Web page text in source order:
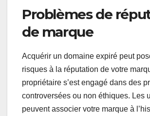
Problèmes de
de marque
Acquérir un domaine expiré peut
risques à la réputation de votre
propriétaire s’est engagé dans des
controversées ou non éthiques. Les
peuvent associer votre marque à